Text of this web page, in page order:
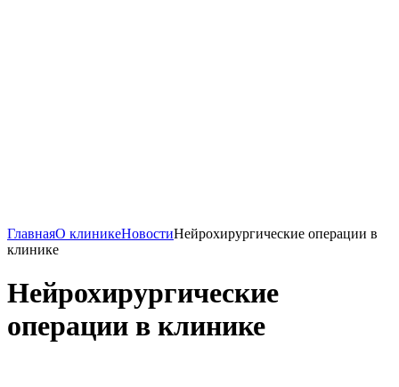
ГлавнаяО клиникеНовостиНейрохирургические операции в
клинике
Нейрохирургические
операции в клинике